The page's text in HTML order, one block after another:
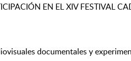
EN EL XIV FESTIVAL
documentales y